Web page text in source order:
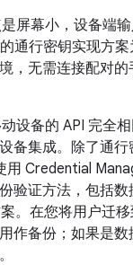
屏幕小，设备端输
通行密钥实现方
，无需连接配对
设备的 API 完全
备集成。除了通行
Credential
验证方法，包括数
。在您将用户迁
作备份；如果是数